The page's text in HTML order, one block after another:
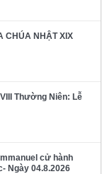
CHÚA NHẬT XIX
Thường Niên: Lễ
cử hành
Ngày 04.8.2026